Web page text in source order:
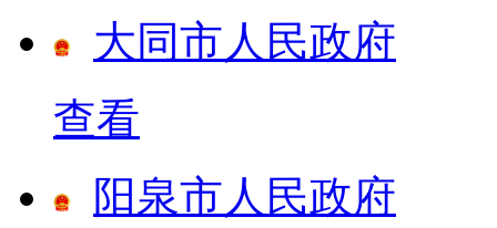
大同市人民政府
查看
阳泉市人民政府